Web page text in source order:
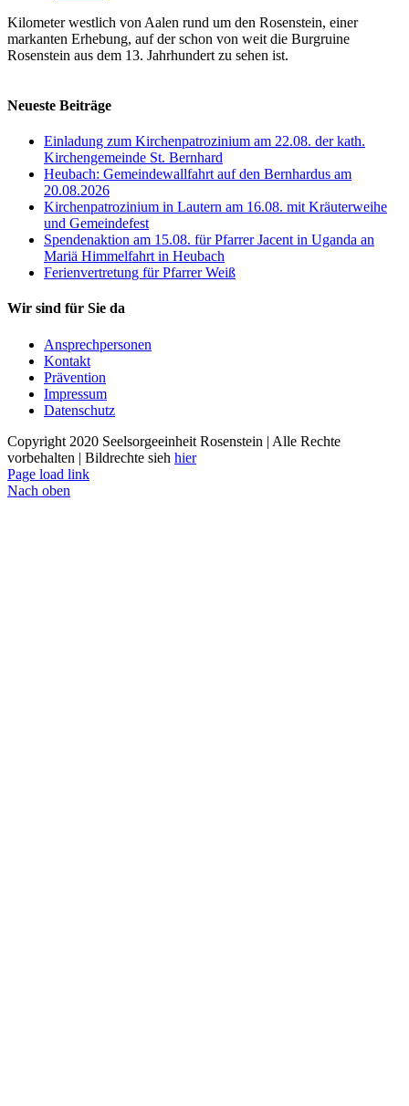
Kilometer westlich von Aalen rund um den Rosenstein, einer
markanten Erhebung, auf der schon von weit die Burgruine
Rosenstein aus dem 13. Jahrhundert zu sehen ist.
Neueste Beiträge
Einladung zum Kirchenpatrozinium am 22.08. der kath.
Kirchengemeinde St. Bernhard
Heubach: Gemeindewallfahrt auf den Bernhardus am
20.08.2026
Kirchenpatrozinium in Lautern am 16.08. mit Kräuterweihe
und Gemeindefest
Spendenaktion am 15.08. für Pfarrer Jacent in Uganda an
Mariä Himmelfahrt in Heubach
Ferienvertretung für Pfarrer Weiß
Wir sind für Sie da
Ansprechpersonen
Kontakt
Prävention
Impressum
Datenschutz
Copyright 2020 Seelsorgeeinheit Rosenstein | Alle Rechte
vorbehalten | Bildrechte sieh hier
Page load link
Nach oben